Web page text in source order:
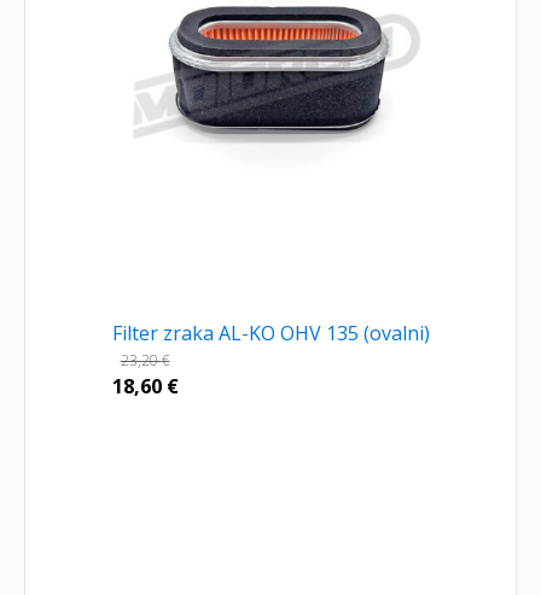
Filter zraka AL-KO OHV 135 (ovalni)
23,20€
18,60 €